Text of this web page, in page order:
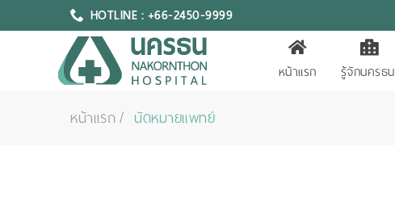
HOTLINE : +66-2450-9999
หน้าแรก รู้จักนครธน
หน้าแรก นัดหมายแพทย์